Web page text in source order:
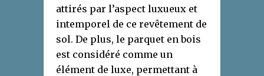
attirés par l’aspect luxueux et
intemporel de ce revêtement de
sol. De plus, le parquet en bois
est considéré comme un
élément de luxe, permettant à